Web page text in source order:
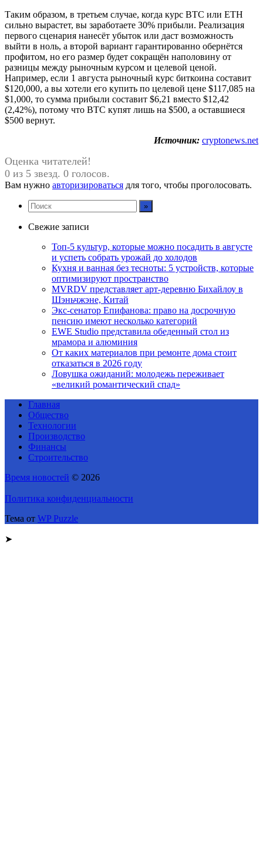
Таким образом, в третьем случае, когда курс BTC или ETH
сильно вырастет, вы заработаете 30% прибыли. Реализация
первого сценария нанесёт убыток или даст возможность
выйти в ноль, а второй вариант гарантированно обернётся
профитом, но его размер будет сокращён наполовину от
разницы между рыночным курсом и целевой ценой.
Например, если 1 августа рыночный курс биткоина составит
$120,000, а вы хотели его купить по целевой цене $117,085 на
$1,000, то сумма прибыли составит $6,21 вместо $12,42
(2,42%), потому что BTC купят лишь на $500, а оставшиеся
$500 вернут.
Источник: cryptonews.net
Оценка читателей!
0 из 5 звезд. 0 голосов.
Вам нужно авторизироваться для того, чтобы проголосовать.
Свежие записи
Топ-5 культур, которые можно посадить в августе
и успеть собрать урожай до холодов
Кухня и ванная без тесноты: 5 устройств, которые
оптимизируют пространство
MVRDV представляет арт-деревню Бихайлоу в
Шэньчжэне, Китай
Экс-сенатор Епифанова: право на досрочную
пенсию имеют несколько категорий
EWE Studio представила обеденный стол из
мрамора и алюминия
От каких материалов при ремонте дома стоит
отказаться в 2026 году
Ловушка ожиданий: молодежь переживает
«великий романтический спад»
Главная
Общество
Технологии
Производство
Финансы
Строительство
Время новостей © 2026
Политика конфиденциальности
Тема от WP Puzzle
➤